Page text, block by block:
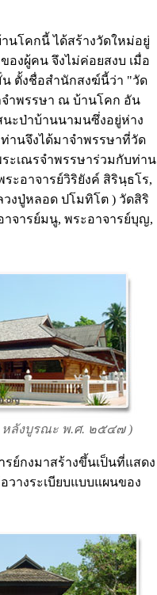
นโคกนี้ ได้สร้างวัดใหม่อยู่
องผู้คน จึงไม่ค่อยสงบ เมื่อ
ตั้งชื่อสำนักสงฆ์นี้ว่า "วัด
ำพรรษา ณ บ้านโคก อัน
นะป่าบ้านนามนซึ่งอยู่ห่าง
านจึงได้มาจำพรรษาที่วัด
ะเณรจำพรรษาร่วมกับท่าน
ะอาจารย์วิริยังค์ สิรินฺธโร,
งปู่หลอด ปโมทิโต ) วัดสิริ
จารย์มนู, พระอาจารย์บุญ,
หลังบูรณะ พ.ศ. ๒๕๔๗ )
ย์กงมาสร้างขึ้นเป็นที่แสดง
างระเบียบแบบแผนของ